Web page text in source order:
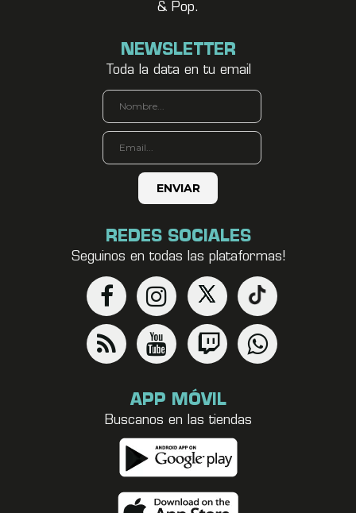
& Pop.
NEWSLETTER
Toda la data en tu email
REDES SOCIALES
Seguinos en todas las plataformas!
APP MÓVIL
Buscanos en las tiendas